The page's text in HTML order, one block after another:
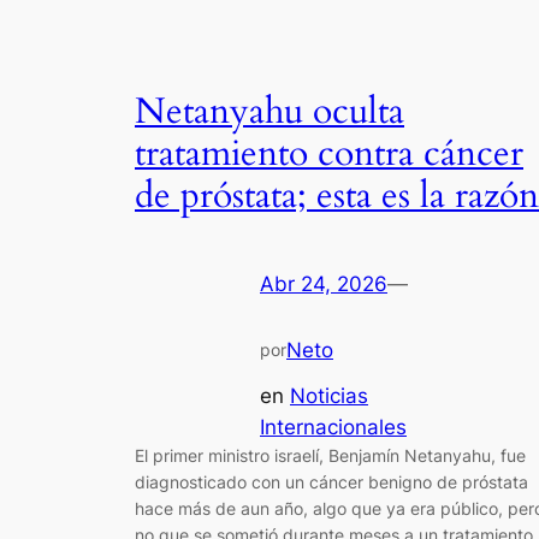
Netanyahu oculta
tratamiento contra cáncer
de próstata; esta es la razón
Abr 24, 2026—
porNeto
en Noticias
Internacionales
El primer ministro israelí, Benjamín Netanyahu, fue
diagnosticado con un cáncer benigno de próstata
hace más de aun año, algo que ya era público,